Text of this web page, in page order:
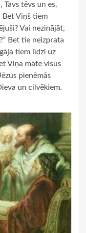
Tavs tēvs un es,
Bet Viņš tiem
Vai nezinājāt,
Bet tie neizprata
tiem līdzi uz
Viņa māte visus
pieņēmās
un cilvēkiem.